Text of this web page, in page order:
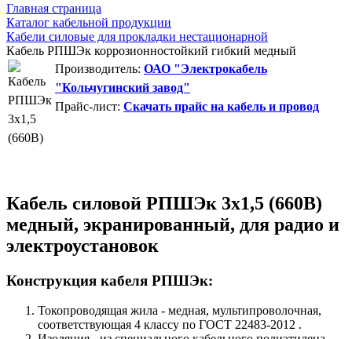
Главная страница
Каталог кабельной продукции
Кабели силовые для прокладки нестационарной
Кабель РПШЭк коррозионностойкий гибкий медный
Производитель: ОАО "Электрокабель
"Кольчугинский завод"
Прайс-лист: Скачать прайс на кабель и провод
Кабель силовой РПШЭк 3х1,5 (660В)
медный, экранированный, для радио и
электроустановок
Конструкция кабеля РПШЭк:
Токопроводящая жила - медная, мультипроволочная,
соответствующая 4 классу по ГОСТ 22483-2012 .